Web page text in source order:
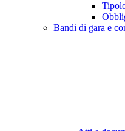
Bandi di gara e